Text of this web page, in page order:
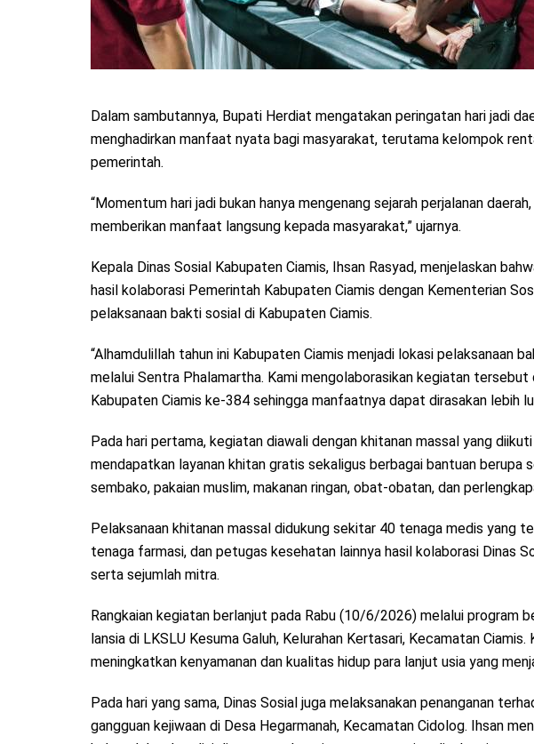
Dalam sambutannya, Bupati Herdiat mengatakan peringatan hari jadi
menghadirkan manfaat nyata bagi masyarakat, terutama kelompok
pemerintah.
“Momentum hari jadi bukan hanya mengenang sejarah perjalanan
memberikan manfaat langsung kepada masyarakat,” ujarnya.
Kepala Dinas Sosial Kabupaten Ciamis, Ihsan Rasyad, menjelaskan
hasil kolaborasi Pemerintah Kabupaten Ciamis dengan Kementerian
pelaksanaan bakti sosial di Kabupaten Ciamis.
“Alhamdulillah tahun ini Kabupaten Ciamis menjadi lokasi pelaksanaan
melalui Sentra Phalamartha. Kami mengolaborasikan kegiatan tersebut
Kabupaten Ciamis ke-384 sehingga manfaatnya dapat dirasakan lebih
Pada hari pertama, kegiatan diawali dengan khitanan massal yang
mendapatkan layanan khitan gratis sekaligus berbagai bantuan berupa
sembako, pakaian muslim, makanan ringan, obat-obatan, dan
Pelaksanaan khitanan massal didukung sekitar 40 tenaga medis yang
tenaga farmasi, dan petugas kesehatan lainnya hasil kolaborasi Dinas
serta sejumlah mitra.
Rangkaian kegiatan berlanjut pada Rabu (10/6/2026) melalui program
lansia di LKSLU Kesuma Galuh, Kelurahan Kertasari, Kecamatan
meningkatkan kenyamanan dan kualitas hidup para lanjut usia yang
Pada hari yang sama, Dinas Sosial juga melaksanakan penanganan
gangguan kejiwaan di Desa Hegarmanah, Kecamatan Cidolog. Ihsan